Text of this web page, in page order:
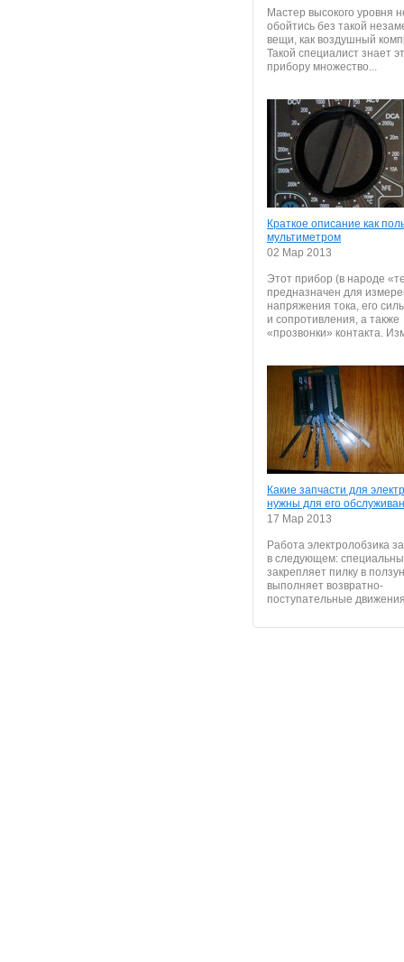
Мастер высокого уровня
обойтись без такой
вещи, как воздушный
Такой специалист знает
прибору множество...
Краткое описание как
мультиметром
02 Мар 2013
Этот прибор (в народе
предназначен для
напряжения тока, его
и сопротивления, а также
«прозвонки» контакта.
Какие запчасти для
нужны для его
17 Мар 2013
Работа электролобзика
в следующем:
закрепляет пилку в
выполняет возвратно-
поступательные